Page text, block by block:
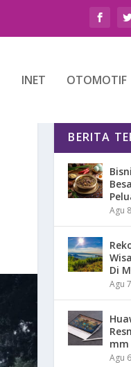
INET OTOMOTIF
BERITA
Agu
Di
Agu
mm
Agu